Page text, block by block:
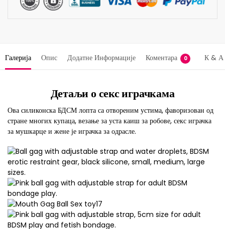
Галерија Опис Додатне Информације Коментара 0 К & А
Детаљи о секс играчкама
Ова силиконска БДСМ лопта са отвореним устима, фаворизован од
стране многих купаца, везање за уста каиш за робове, секс играчка
за мушкарце и жене је играчка за одрасле.